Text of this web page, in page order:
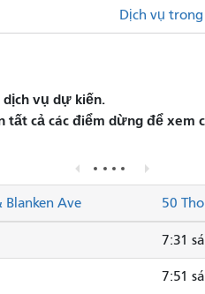
Dịch vụ
vụ dự kiến.
cả các điểm dừng để
Blanken Ave 50
7:31
7:51